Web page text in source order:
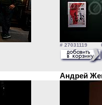
# 27031119
Андрей